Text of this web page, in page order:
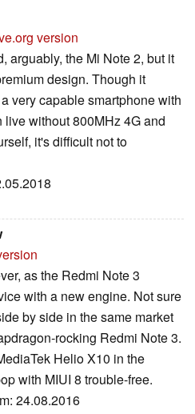
version
arguably, the Mi Note 2, but it
design. Though it
very capable smartphone with
without 800MHz 4G and
it's difficult not to
as the Redmi Note 3
with a new engine. Not sure
by side in the same market
rocking Redmi Note 3.
Helio X10 in the
with MIUI 8 trouble-free.
24.08.2016